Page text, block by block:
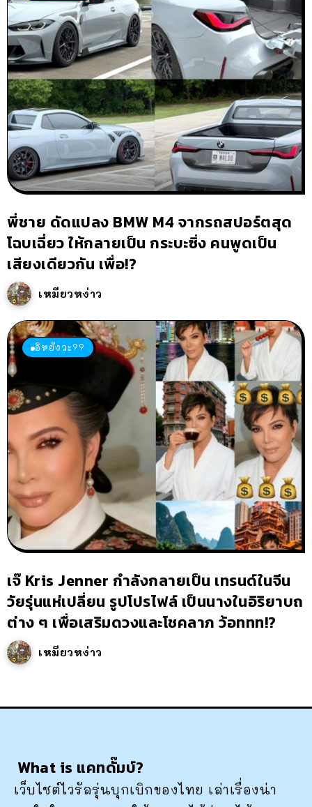
พี่ชาย ดัดแปลง BMW M4 จากรถสปอร์ตสุด
โฉบเฉี่ยว ให้กลายเป็น กระบะซิ่ง คนพูดเป็น
เสียงเดียวกัน เพื่อ!?
เหมียวหง่าว
อิหยังวะ??
เจ๊ Kris Jenner กำลังกลายเป็น เทรนด์ในจีน
วัยรุ่นแห่เปลี่ยน รูปโปรไฟล์ เป็นนางในอิริยาบถ
ต่าง ๆ เพื่อเสริมดวงและโชคลาภ ว้อททท!?
เหมียวหง่าว
What is แคทดั๊มบ์?
เว็บไซต์ไวรัลรุ่นบุกเบิกของไทย เล่าเรื่องน่า